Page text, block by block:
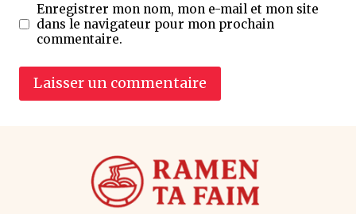
Enregistrer mon nom, mon e-mail et mon site
dans le navigateur pour mon prochain
commentaire.